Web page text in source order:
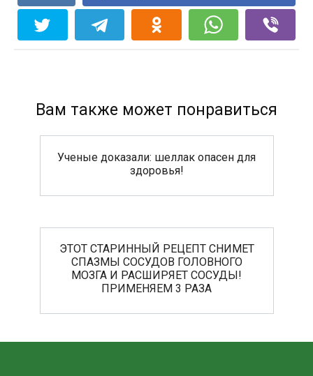
Вам также может понравиться
Ученые доказали: шеллак опасен для
здоровья!
ЭТОТ СТАРИННЫЙ РЕЦЕПТ СНИМЕТ
СПАЗМЫ СОСУДОВ ГОЛОВНОГО
МОЗГА И РАСШИРЯЕТ СОСУДЫ!
ПРИМЕНЯЕМ 3 РАЗА